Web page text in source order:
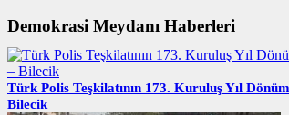
Demokrasi Meydanı Haberleri
Türk Polis Teşkilatının 173. Kuruluş Yıl
Bilecik